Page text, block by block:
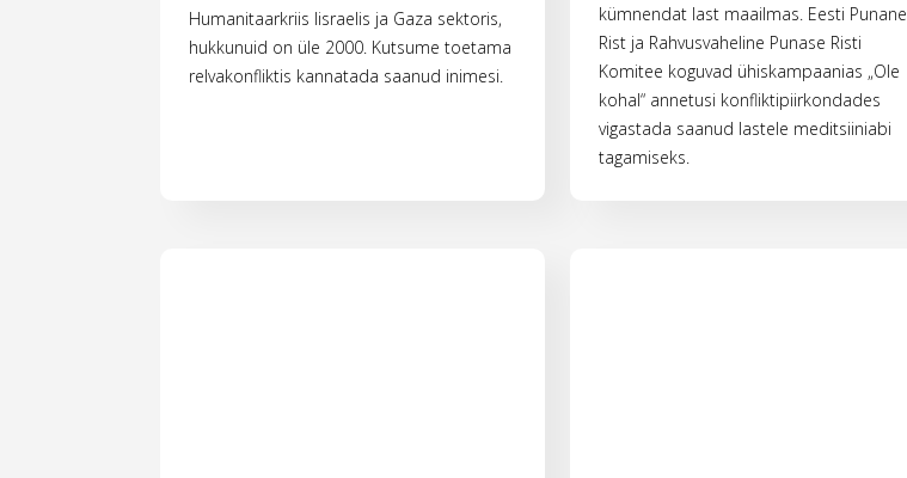
Humanitaarkriis Iisraelis ja Gaza sektoris,
hukkunuid on üle 2000. Kutsume toetama
relvakonfliktis kannatada saanud inimesi.
kümnendat last maailmas. Eesti Punane
Rist ja Rahvusvaheline Punase Risti
Komitee koguvad ühiskampaanias „Ole
kohal“ annetusi konfliktipiirkondades
vigastada saanud lastele meditsiiniabi
tagamiseks.